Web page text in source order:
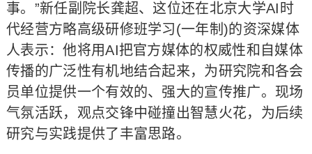
事。”新任副院长龚超、这位还在北京大学AI时
代经营方略高级研修班学习(一年制)的资深媒体
人表示：他将用AI把官方媒体的权威性和自媒体
传播的广泛性有机地结合起来，为研究院和各会
员单位提供一个有效的、强大的宣传推广。现场
气氛活跃，观点交锋中碰撞出智慧火花，为后续
研究与实践提供了丰富思路。